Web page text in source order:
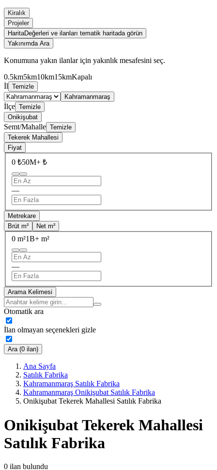
Kiralık
Projeler
HaritaDeğerleri ve ilanları tematik haritada görün
Yakınımda Ara
Konumuna yakın ilanlar için yakınlık mesafesini seç.
0.5km5km10km15kmKapalı
İl Temizle
Kahramanmaraş
İlçe Temizle
Onikişubat
Semt/Mahalle Temizle
Tekerek Mahallesi
Fiyat
0 ₺50M+ ₺
—
Metrekare
Brüt m²
Net m²
0 m²1B+ m²
—
Arama Kelimesi
Otomatik ara
İlan olmayan seçenekleri gizle
Ara (0 ilan)
Ana Sayfa
Satılık Fabrika
Kahramanmaraş Satılık Fabrika
Kahramanmaraş Onikişubat Satılık Fabrika
Onikişubat Tekerek Mahallesi Satılık Fabrika
Onikişubat Tekerek Mahallesi
Satılık Fabrika
0 ilan bulundu